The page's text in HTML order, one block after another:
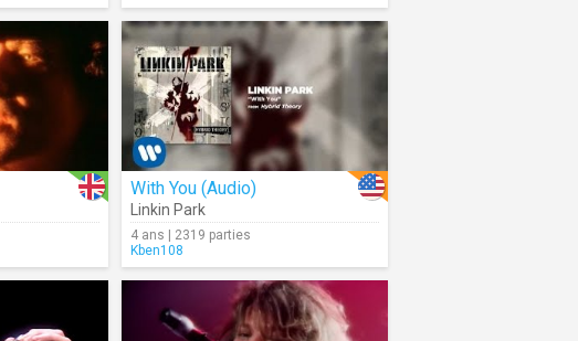
With You (Audio)
Linkin Park
4 ans | 2319 parties
Kben108